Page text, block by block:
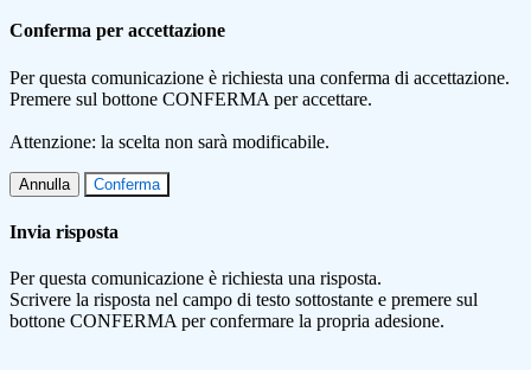
Conferma per accettazione
Per questa comunicazione è richiesta una conferma di accettazione.
Premere sul bottone CONFERMA per accettare.
Attenzione: la scelta non sarà modificabile.
Annulla Conferma
Invia risposta
Per questa comunicazione è richiesta una risposta.
Scrivere la risposta nel campo di testo sottostante e premere sul
bottone CONFERMA per confermare la propria adesione.